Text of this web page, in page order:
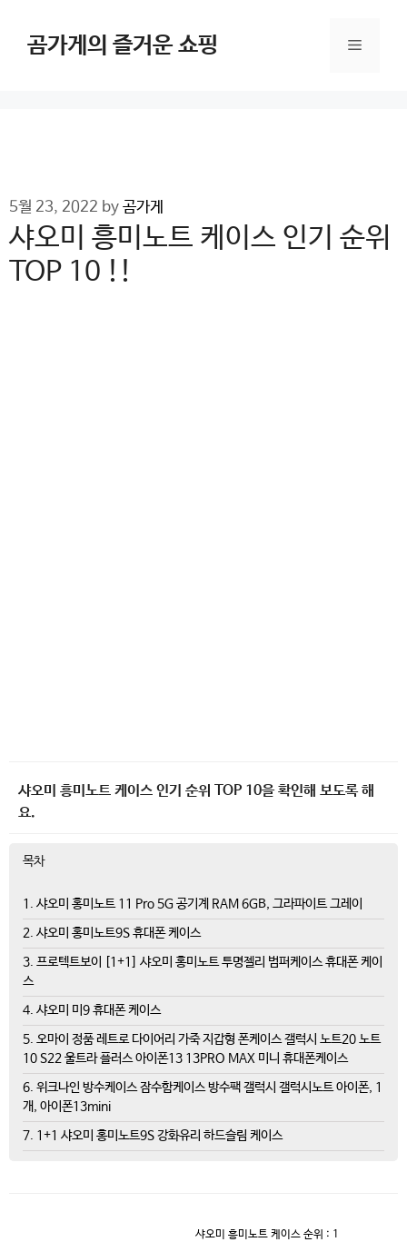
content곰가게의 즐거운 쇼핑 Menu
5월 23, 2022 by 곰가게
샤오미 흥미노트 케이스 인기 순위
TOP 10 !!
샤오미 흥미노트 케이스 인기 순위 TOP 10을 확인해 보도록 해
요.
목차
1. 샤오미 홍미노트 11 Pro 5G 공기계 RAM 6GB, 그라파이트 그레이
2. 샤오미 홍미노트9S 휴대폰 케이스
3. 프로텍트보이 [1+1] 샤오미 홍미노트 투명젤리 범퍼케이스 휴대폰 케이
스
4. 샤오미 미9 휴대폰 케이스
5. 오마이 정품 레트로 다이어리 가죽 지갑형 폰케이스 갤럭시 노트20 노트
10 S22 울트라 플러스 아이폰13 13PRO MAX 미니 휴대폰케이스
6. 위크나인 방수케이스 잠수함케이스 방수팩 갤럭시 갤럭시노트 아이폰, 1
개, 아이폰13mini
7. 1+1 샤오미 홍미노트9S 강화유리 하드슬림 케이스
샤오미 흥미노트 케이스 순위 : 1